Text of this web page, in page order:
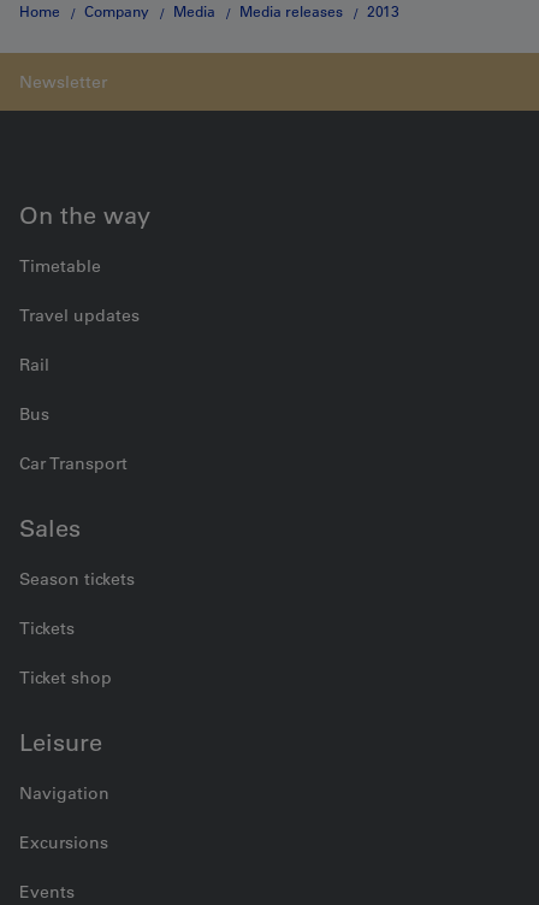
Home Company Media Media releases 2013
On the way
Timetable
Travel updates
Rail
Bus
Car Transport
Sales
Season tickets
Tickets
Ticket shop
Leisure
Navigation
Excursions
Events